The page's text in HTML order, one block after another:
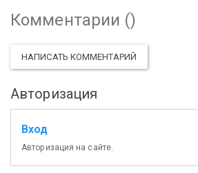
Комментарии ()
НАПИСАТЬ КОММЕНТАРИЙ
Авторизация
Вход
Авторизация на сайте.